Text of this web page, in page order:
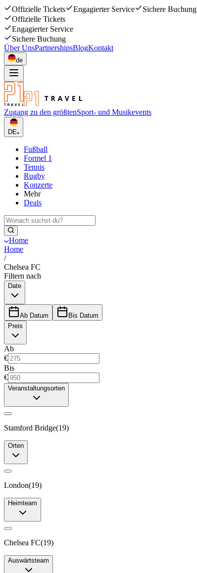
Offizielle Tickets Engagierter Service
Sichere Buchung
Offizielle Tickets
Engagierter Service
Sichere Buchung
Über UnsPartnershipsBlogKontakt
de
Zugang zu den größtenSport- und Musikevents
DE
Fußball
Formel 1
Tennis
Rugby
Konzerte
Mehr
Deals
Home
Home
/
Chelsea FC
Filtern nach
Date
Ab Datum
Bis Datum
Preis
Ab
€
Bis
€
Veranstaltungsorten
Stamford Bridge(19)
Orten
London(19)
Heimteam
Chelsea FC(19)
Auswärtsteam